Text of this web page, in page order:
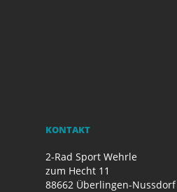
KONTAKT
2-Rad Sport Wehrle
zum Hecht 11
88662 Überlingen-Nussdorf